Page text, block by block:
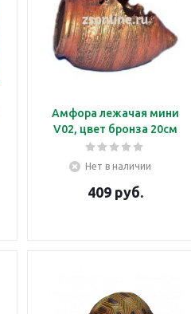
Амфора лежачая мини
V02, цвет бронза 20см
Нет в наличии
409руб.